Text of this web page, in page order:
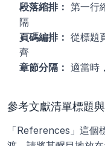
段落縮排： 第一行
隔
頁碼編排： 從標題
齊
章節分隔： 適當時
參考文獻清單標題
「References」這個